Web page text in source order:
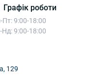
Графік роботи
Пт: 9:00-18:00
Нд: 9:00-18:00
129